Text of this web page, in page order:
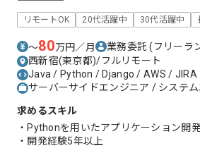
リモートOK 20代活躍中 30代活躍中
〜80万円／月 業務委託(フリーラ
西新宿(東京都)/フルリモート
Java / Python / Django / AWS / JIRA
サーバーサイドエンジニア / システ
求めるスキル
・Pythonを用いたアプリケーション開
・開発経験5年以上